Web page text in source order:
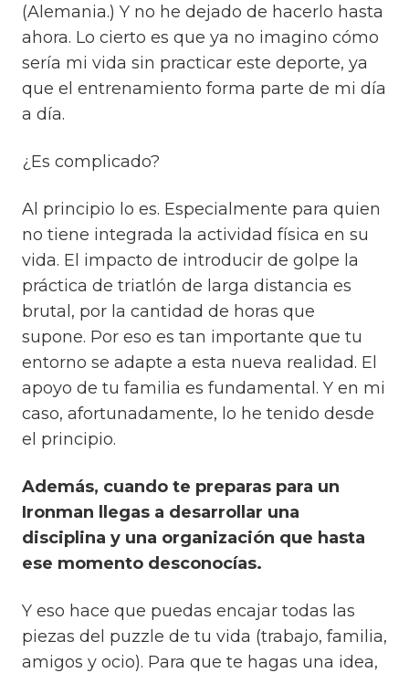
(Alemania.) Y no he dejado de hacerlo hasta
ahora. Lo cierto es que ya no imagino cómo
sería mi vida sin practicar este deporte, ya
que el entrenamiento forma parte de mi día
a día.
¿Es complicado?
Al principio lo es. Especialmente para quien
no tiene integrada la actividad física en su
vida. El impacto de introducir de golpe la
práctica de triatlón de larga distancia es
brutal, por la cantidad de horas que
supone. Por eso es tan importante que tu
entorno se adapte a esta nueva realidad. El
apoyo de tu familia es fundamental. Y en mi
caso, afortunadamente, lo he tenido desde
el principio.
Además, cuando te preparas para un
Ironman llegas a desarrollar una
disciplina y una organización que hasta
ese momento desconocías.
Y eso hace que puedas encajar todas las
piezas del puzzle de tu vida (trabajo, familia,
amigos y ocio). Para que te hagas una idea,